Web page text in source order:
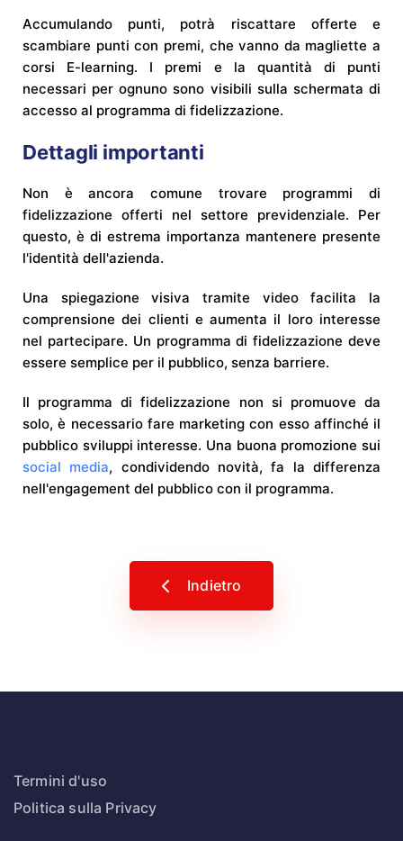
Accumulando punti, potrà riscattare offerte e
scambiare punti con premi, che vanno da magliette a
corsi E-learning. I premi e la quantità di punti
necessari per ognuno sono visibili sulla schermata di
accesso al programma di fidelizzazione.
Dettagli importanti
Non è ancora comune trovare programmi di
fidelizzazione offerti nel settore previdenziale. Per
questo, è di estrema importanza mantenere presente
l'identità dell'azienda.
Una spiegazione visiva tramite video facilita la
comprensione dei clienti e aumenta il loro interesse
nel partecipare. Un programma di fidelizzazione deve
essere semplice per il pubblico, senza barriere.
Il programma di fidelizzazione non si promuove da
solo, è necessario fare marketing con esso affinché il
pubblico sviluppi interesse. Una buona promozione sui
social media, condividendo novità, fa la differenza
nell'engagement del pubblico con il programma.
Indietro
Termini d'uso
Politica sulla Privacy